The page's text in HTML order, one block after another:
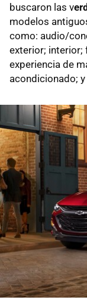
buscaron las v
modelos
como: audio/
exterior; interior;
experiencia de
acondicionado;